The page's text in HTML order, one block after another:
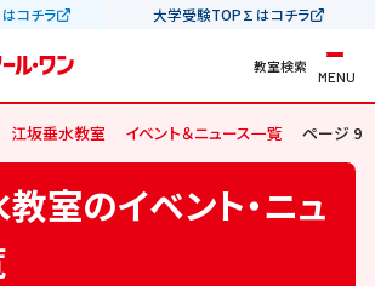
コチラ 大学受験TOP∑はコチラ
教室検索
MENU
江坂垂水教室 イベント＆ニュース一覧 ページ 9
室のイベント・ニュ